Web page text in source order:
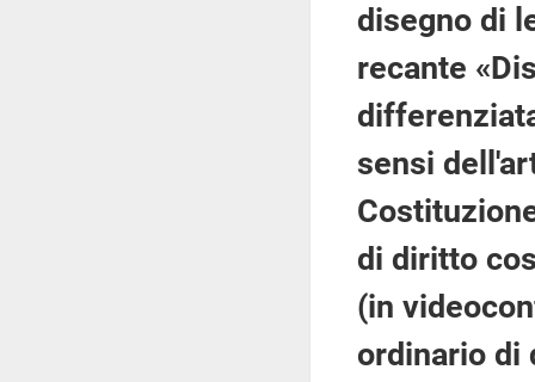
disegno di
recante
sensi
di diritto
(in
ordinario di